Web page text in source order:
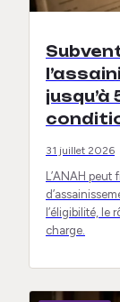
31 juillet 2026
L’ANAH peut
l’éligibilité, le
charge.